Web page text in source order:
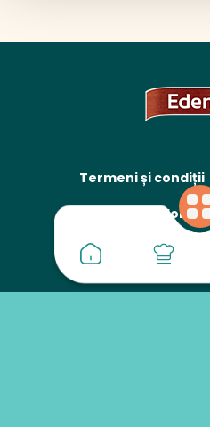
Termeni și condiții
Protecția datelor cu